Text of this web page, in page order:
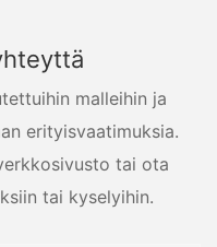
malleihin ja
erityisvaatimuksia.
tai ota
tai kyselyihin.